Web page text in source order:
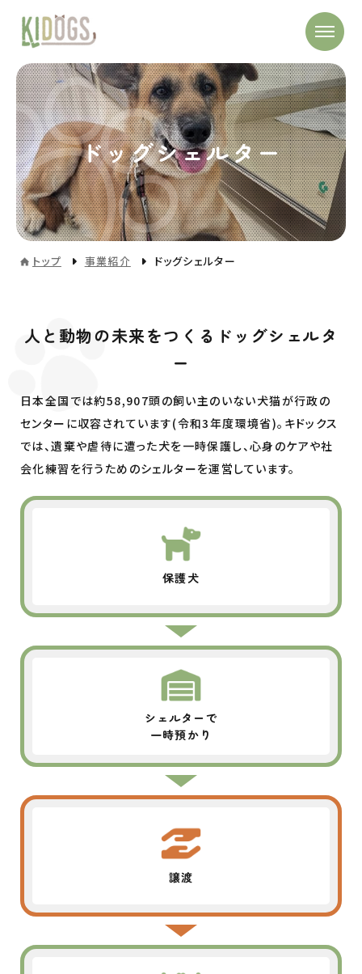
ドッグシェルター
トップ 事業紹介 ドッグシェルター
人と動物の未来をつくるドッグシェルタ
ー
日本全国では約58,907頭の飼い主のいない犬猫が行政の
センターに収容されています(令和3年度環境省)。 キドックス
では、遺棄や虐待に遭った犬を一時保護し、心身のケアや社
会化練習を行うためのシェルターを運営しています。
保護犬
シェルターで
一時預かり
譲渡